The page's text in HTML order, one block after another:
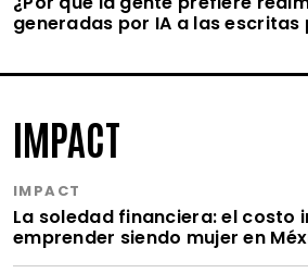
generadas por IA a las escritas
IMPACT
IMPACT
La soledad financiera: el costo
emprender siendo mujer en